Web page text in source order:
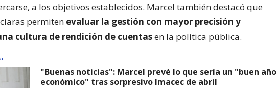
a los objetivos establecidos. Marcel también destacó que
permiten evaluar la gestión con mayor precisión y
cultura de rendición de cuentasen la política pública.
"Buenas noticias": Marcel prevé lo que sería un "buen año
económico" tras sorpresivo Imacec de abril